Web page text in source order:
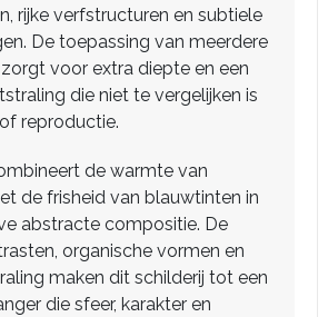
rijke verfstructuren en subtiele
De toepassing van meerdere
voor extra diepte en een
die niet te vergelijken is
reproductie.
de warmte van
de frisheid van blauwtinten in
abstracte compositie. De
organische vormen en
maken dit schilderij tot een
die sfeer, karakter en